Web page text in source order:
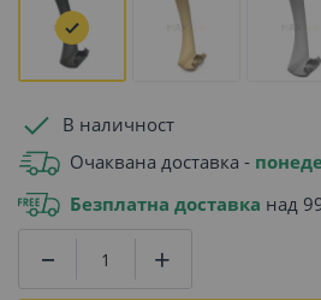
В наличност
Очаквана доставка -
Безплатна доставка над